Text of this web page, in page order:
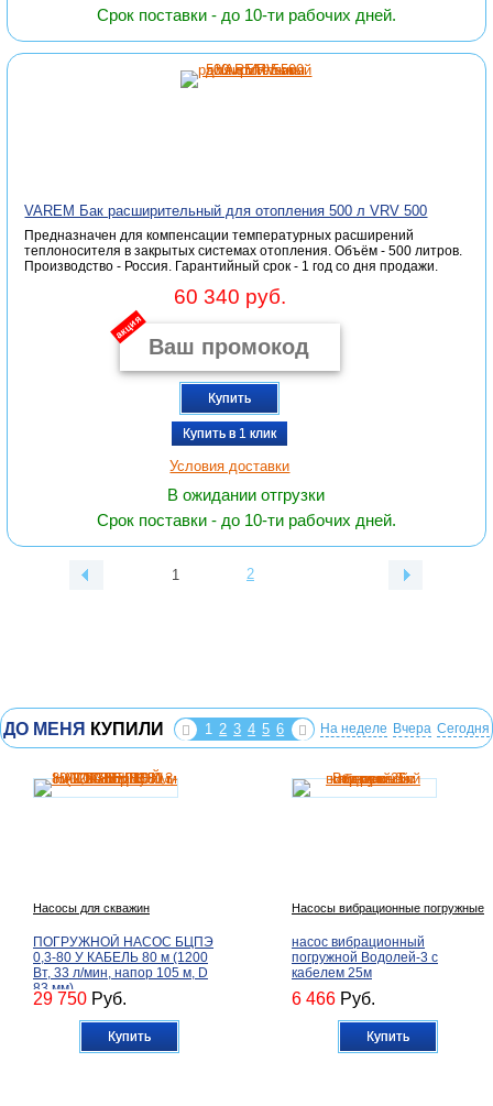
Срок поставки - до 10-ти рабочих дней.
VAREM Бак расширительный для отопления 500 л VRV 500
Предназначен для компенсации температурных расширений
теплоносителя в закрытых системах отопления. Объём - 500 литров.
Производство - Россия. Гарантийный срок - 1 год со дня продажи.
60 340 руб.
акция
Купить
Купить в 1 клик
Условия доставки
В ожидании отгрузки
Срок поставки - до 10-ти рабочих дней.
1 2
ДО МЕНЯ КУПИЛИ 1 2 3 4 5 6 На неделе Вчера Сегодня
Насосы для скважин
ПОГРУЖНОЙ НАСОС БЦПЭ
0,3-80 У КАБЕЛЬ 80 м (1200
Вт, 33 л/мин, напор 105 м, D
83 мм)
29 750 Руб.
Купить
Насосы вибрационные погружные
насос вибрационный
погружной Водолей-3 с
кабелем 25м
6 466 Руб.
Купить